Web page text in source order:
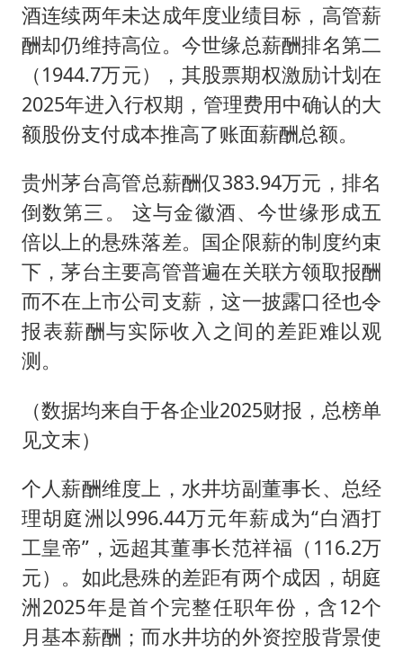
酒连续两年未达成年度业绩目标，高管薪
酬却仍维持高位。今世缘总薪酬排名第二
（1944.7万元），其股票期权激励计划在
2025年进入行权期，管理费用中确认的大
额股份支付成本推高了账面薪酬总额。
贵州茅台高管总薪酬仅383.94万元，排名
倒数第三。 这与金徽酒、今世缘形成五
倍以上的悬殊落差。国企限薪的制度约束
下，茅台主要高管普遍在关联方领取报酬
而不在上市公司支薪，这一披露口径也令
报表薪酬与实际收入之间的差距难以观
测。
（数据均来自于各企业2025财报，总榜单
见文末）
个人薪酬维度上，水井坊副董事长、总经
理胡庭洲以996.44万元年薪成为“白酒打
工皇帝”，远超其董事长范祥福（116.2万
元）。如此悬殊的差距有两个成因，胡庭
洲2025年是首个完整任职年份，含12个
月基本薪酬；而水井坊的外资控股背景使